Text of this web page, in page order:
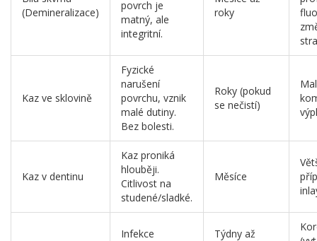
(Demineralizace)
povrch je
matný, ale
integritní.
roky
Kaz ve sklovině
Fyzické
narušení
povrchu, vznik
malé dutiny.
Bez bolesti.
Roky (pokud
se nečistí)
Kaz v dentinu
Kaz proniká
hlouběji.
Citlivost na
studené/sladké.
Měsíce
Infekce
Týdny až